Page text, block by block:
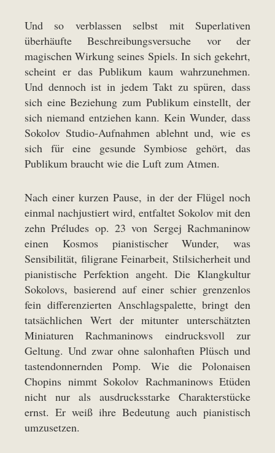
Und so verblassen selbst mit Superlativen
überhäufte Beschreibungsversuche vor der
magischen Wirkung seines Spiels. In sich gekehrt,
scheint er das Publikum kaum wahrzunehmen.
Und dennoch ist in jedem Takt zu spüren, dass
sich eine Beziehung zum Publikum einstellt, der
sich niemand entziehen kann. Kein Wunder, dass
Sokolov Studio-Aufnahmen ablehnt und, wie es
sich für eine gesunde Symbiose gehört, das
Publikum braucht wie die Luft zum Atmen.
Nach einer kurzen Pause, in der der Flügel noch
einmal nachjustiert wird, entfaltet Sokolov mit den
zehn Préludes op. 23 von Sergej Rachmaninow
einen Kosmos pianistischer Wunder, was
Sensibilität, filigrane Feinarbeit, Stilsicherheit und
pianistische Perfektion angeht. Die Klangkultur
Sokolovs, basierend auf einer schier grenzenlos
fein differenzierten Anschlagspalette, bringt den
tatsächlichen Wert der mitunter unterschätzten
Miniaturen Rachmaninows eindrucksvoll zur
Geltung. Und zwar ohne salonhaften Plüsch und
tastendonnernden Pomp. Wie die Polonaisen
Chopins nimmt Sokolov Rachmaninows Etüden
nicht nur als ausdrucksstarke Charakterstücke
ernst. Er weiß ihre Bedeutung auch pianistisch
umzusetzen.